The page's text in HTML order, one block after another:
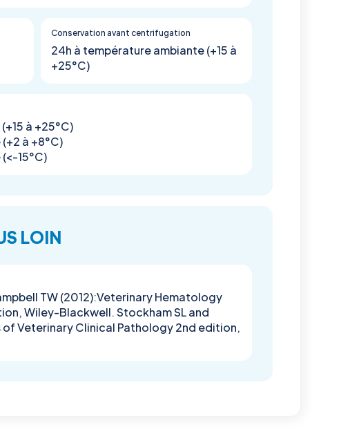
Conservation avant centrifugation
24h à température ambiante (+15 à
+25°C)
à +25°C)
à +8°C)
15°C)
LOIN
TW (2012):Veterinary Hematology
Wiley-Blackwell. Stockham SL and
Veterinary Clinical Pathology 2nd edition,